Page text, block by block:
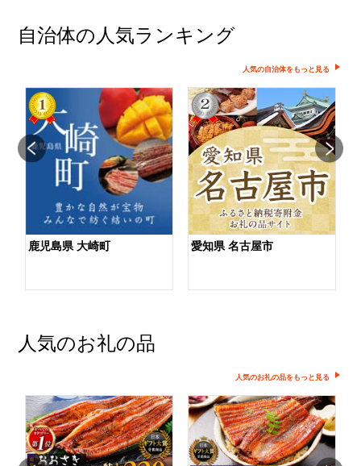
自治体の人気ランキング
人気の自治体をもっと見る
鹿児島県 大崎町 愛知県 名古屋市
人気のお礼の品
人気のお礼の品をもっと見る